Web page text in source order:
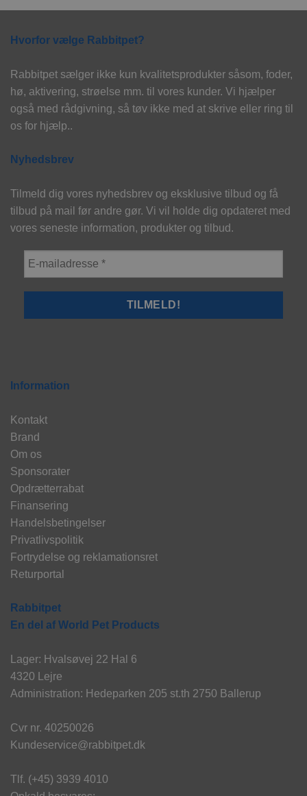
Hvorfor vælge Rabbitpet?
Rabbitpet sælger ikke kun kvalitetsprodukter såsom, foder,
hø, aktivering, strøelse mm. til vores kunder. Vi hjælper
også med rådgivning, så tøv ikke med at skrive eller ring til
os for hjælp..
Nyhedsbrev
Tilmeld dig vores nyhedsbrev og eksklusive tilbud og få
tilbud på mail før andre gør. Vi vil holde dig opdateret med
vores seneste information, produkter og tilbud.
Information
Kontakt
Brand
Om os
Sponsorater
Opdrætterrabat
Finansering
Handelsbetingelser
Privatlivspolitik
Fortrydelse og reklamationsret
Returportal
Rabbitpet
En del af World Pet Products
Lager: Hvalsøvej 22 Hal 6
4320 Lejre
Administration: Hedeparken 205 st.th 2750 Ballerup
Cvr nr. 40250026
Kundeservice@rabbitpet.dk
Tlf. (+45) 3939 4010